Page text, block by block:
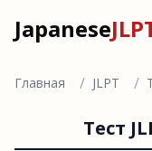
Japanese
Главная / JLPT /
Тест